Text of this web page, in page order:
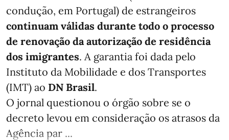
condução, em Portugal) de estrangeiros
continuam válidas durante todo o processo
de renovação da autorização de residência
dos imigrantes. A garantia foi dada pelo
Instituto da Mobilidade e dos Transportes
(IMT) ao DN Brasil.
O jornal questionou o órgão sobre se o
decreto levou em consideração os atrasos da
Agência par ...